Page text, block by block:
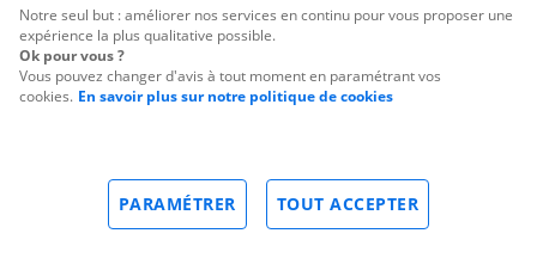
Notre seul but : améliorer nos services en continu pour vous proposer une
expérience la plus qualitative possible.
Ok pour vous ?
Vous pouvez changer d'avis à tout moment en paramétrant vos
cookies. En savoir plus sur notre politique de cookies
TOUT ACCEPTER
PARAMÉTRER